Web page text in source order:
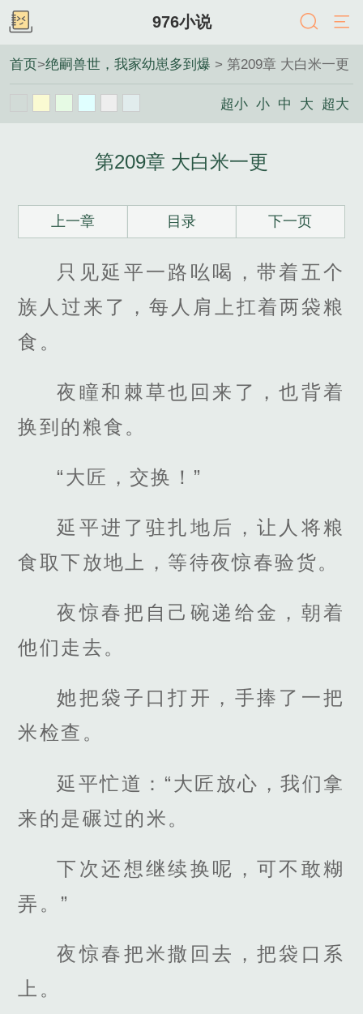
976小说
首页>绝嗣兽世，我家幼崽多到爆 > 第209章 大白米一更
超小 小 中 大 超大
第209章 大白米一更
上一章 目录 下一页
只见延平一路吆喝，带着五个
族人过来了，每人肩上扛着两袋粮
食。
夜瞳和棘草也回来了，也背着
换到的粮食。
“大匠，交换！”
延平进了驻扎地后，让人将粮
食取下放地上，等待夜惊春验货。
夜惊春把自己碗递给金，朝着
他们走去。
她把袋子口打开，手捧了一把
米检查。
延平忙道：“大匠放心，我们拿
来的是碾过的米。
下次还想继续换呢，可不敢糊
弄。”
夜惊春把米撒回去，把袋口系
上。